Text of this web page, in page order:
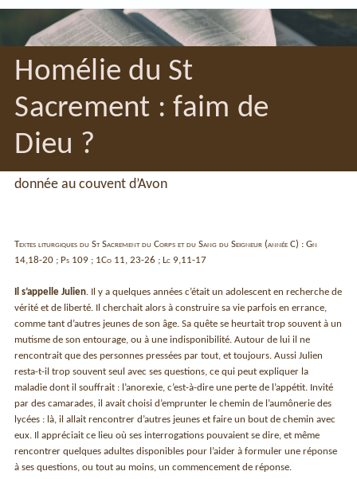
Homélie du St
Sacrement : faim de
Dieu ?
donnée au couvent d’Avon
Textes liturgiques du St Sacrement du Corps et du Sang du Seigneur (année C) : Gn
14,18-20 ; Ps 109 ; 1Co 11, 23-26 ; Lc 9,11-17
Il s’appelle Julien . Il y a quelques années c’était un adolescent en recherche de
vérité et de liberté. Il cherchait alors à construire sa vie parfois en errance,
comme tant d’autres jeunes de son âge. Sa quête se heurtait trop souvent à un
mutisme de son entourage, ou à une indisponibilité. Autour de lui il ne
rencontrait que des personnes pressées par tout, et toujours. Aussi Julien
resta-t-il trop souvent seul avec ses questions, ce qui peut expliquer la
maladie dont il souffrait : l’anorexie, c’est-à-dire une perte de l’appétit. Invité
par des camarades, il avait choisi d’emprunter le chemin de l’aumônerie des
lycées : là, il allait rencontrer d’autres jeunes et faire un bout de chemin avec
eux. Il appréciait ce lieu où ses interrogations pouvaient se dire, et même
rencontrer quelques adultes disponibles pour l’aider à formuler une réponse
à ses questions, ou tout au moins, un commencement de réponse.